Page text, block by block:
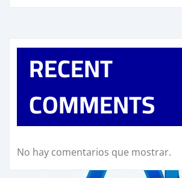
RECENT
COMMENTS
No hay comentarios que mostrar.